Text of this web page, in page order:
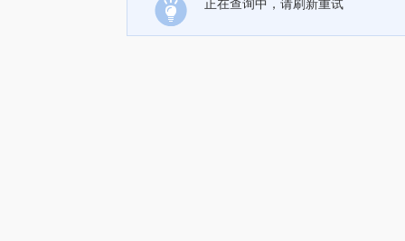
正在查询中，请刷新重试